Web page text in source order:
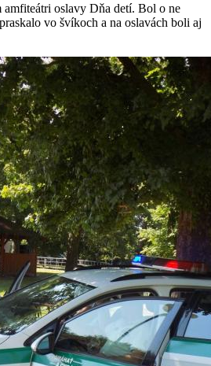
amfiteátri oslavy Dňa detí. Bol o ne
vo švíkoch a na oslavách boli aj